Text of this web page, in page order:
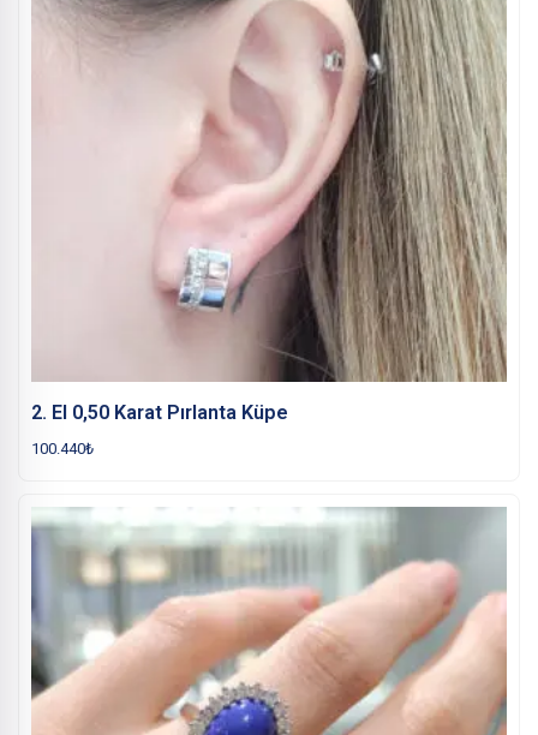
2. El 0,50 Karat Pırlanta Küpe
100.440₺